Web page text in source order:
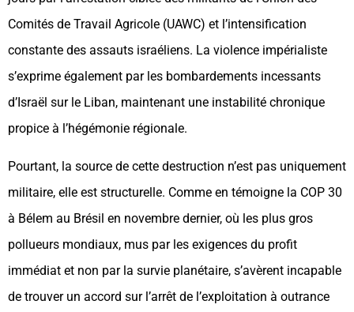
Comités de Travail Agricole (UAWC) et l’intensification
constante des assauts israéliens. La violence impérialiste
s’exprime également par les bombardements incessants
d’Israël sur le Liban, maintenant une instabilité chronique
propice à l’hégémonie régionale.
Pourtant, la source de cette destruction n’est pas uniquement
militaire, elle est structurelle. Comme en témoigne la COP 30
à Bélem au Brésil en novembre dernier, où les plus gros
pollueurs mondiaux, mus par les exigences du profit
immédiat et non par la survie planétaire, s’avèrent incapable
de trouver un accord sur l’arrêt de l’exploitation à outrance